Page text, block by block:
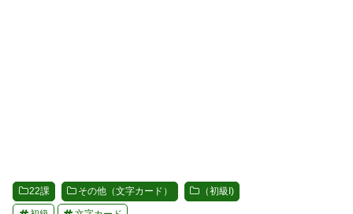
22課 その他（文字カード） （初級I)